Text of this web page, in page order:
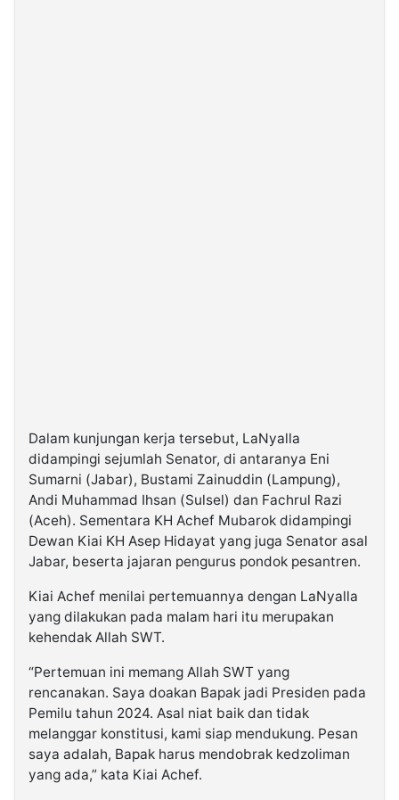
Dalam kunjungan kerja tersebut, LaNyalla
didampingi sejumlah Senator, di antaranya Eni
Sumarni (Jabar), Bustami Zainuddin (Lampung),
Andi Muhammad Ihsan (Sulsel) dan Fachrul Razi
(Aceh). Sementara KH Achef Mubarok didampingi
Dewan Kiai KH Asep Hidayat yang juga Senator asal
Jabar, beserta jajaran pengurus pondok pesantren.
Kiai Achef menilai pertemuannya dengan LaNyalla
yang dilakukan pada malam hari itu merupakan
kehendak Allah SWT.
“Pertemuan ini memang Allah SWT yang
rencanakan. Saya doakan Bapak jadi Presiden pada
Pemilu tahun 2024. Asal niat baik dan tidak
melanggar konstitusi, kami siap mendukung. Pesan
saya adalah, Bapak harus mendobrak kedzoliman
yang ada,” kata Kiai Achef.